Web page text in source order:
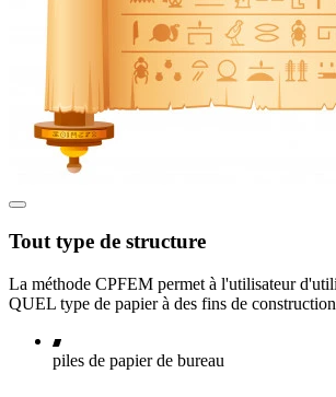
Tout type de structure
La méthode CPFEM permet à l'utilisateur
QUEL type de papier à des fins de
piles de papier de bureau